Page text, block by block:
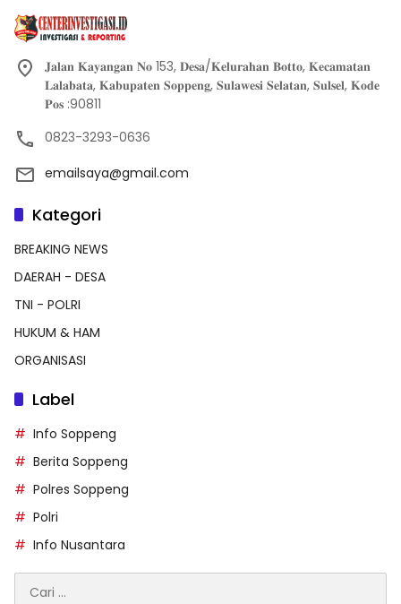
𝐉𝐚𝐥𝐚𝐧 𝐊𝐚𝐲𝐚𝐧𝐠𝐚𝐧 𝐍𝐨 153, 𝐃𝐞𝐬𝐚/𝐊𝐞𝐥𝐮𝐫𝐚𝐡𝐚𝐧 𝐁𝐨𝐭𝐭𝐨, 𝐊𝐞𝐜𝐚𝐦𝐚𝐭𝐚𝐧
𝐋𝐚𝐥𝐚𝐛𝐚𝐭𝐚, 𝐊𝐚𝐛𝐮𝐩𝐚𝐭𝐞𝐧 𝐒𝐨𝐩𝐩𝐞𝐧𝐠, 𝐒𝐮𝐥𝐚𝐰𝐞𝐬𝐢 𝐒𝐞𝐥𝐚𝐭𝐚𝐧, 𝐒𝐮𝐥𝐬𝐞𝐥, 𝐊𝐨𝐝𝐞
𝐏𝐨𝐬 :90811
0823-3293-0636
emailsaya@gmail.com
Kategori
BREAKING NEWS
DAERAH - DESA
TNI - POLRI
HUKUM & HAM
ORGANISASI
Label
Info Soppeng
Berita Soppeng
Polres Soppeng
Polri
Info Nusantara
untuk: